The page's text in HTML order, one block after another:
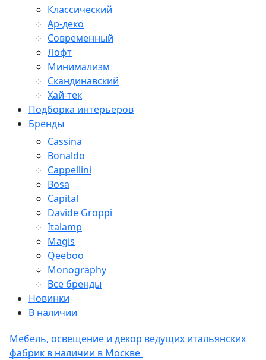
Классический
Ар-деко
Современный
Лофт
Минимализм
Скандинавский
Хай-тек
Подборка интерьеров
Бренды
Cassina
Bonaldo
Cappellini
Bosa
Capital
Davide Groppi
Italamp
Magis
Qeeboo
Monography
Все бренды
Новинки
В наличии
Мебель, освещение и декор ведущих итальянских
фабрик в наличии в Москве